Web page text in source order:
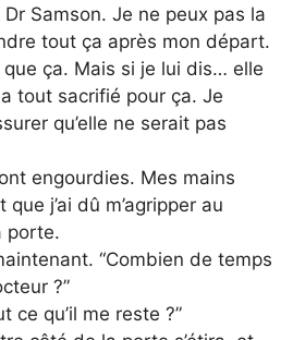
Dr Samson. Je ne peux pas la
tout ça après mon départ.
que ça. Mais si je lui dis… elle
tout sacrifié pour ça. Je
qu’elle ne serait pas
engourdies. Mes mains
j’ai dû m’agripper au
porte.
“Combien de temps
?”
ce qu’il me reste ?”